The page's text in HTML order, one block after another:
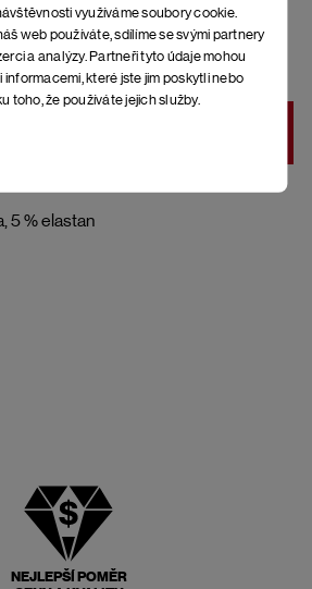
využíváme soubory cookie.
web používáte, sdílíme se svými partnery
a analýzy. Partneři tyto údaje mohou
informacemi, které jste jim poskytli nebo
toho, že používáte jejich služby.
5 % elastan
NEJLEPŠÍ POMĚR